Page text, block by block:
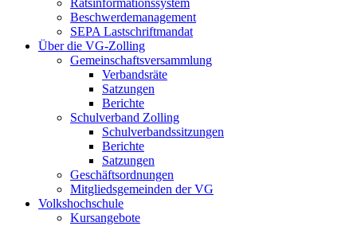
Ratsinformationssystem
Beschwerdemanagement
SEPA Lastschriftmandat
Über die VG-Zolling
Gemeinschaftsversammlung
Verbandsräte
Satzungen
Berichte
Schulverband Zolling
Schulverbandssitzungen
Berichte
Satzungen
Geschäftsordnungen
Mitgliedsgemeinden der VG
Volkshochschule
Kursangebote